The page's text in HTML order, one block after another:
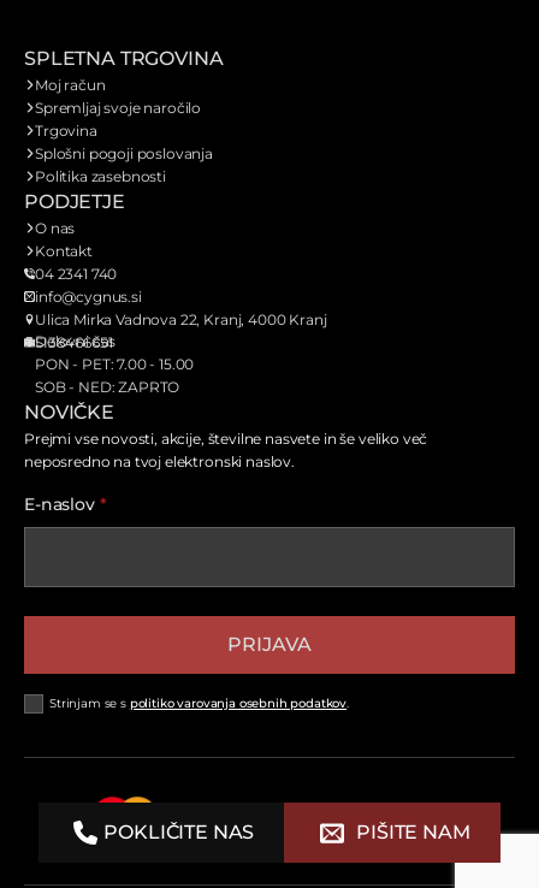
POKLIČITE NAS PIŠITE NAM
SPLETNA TRGOVINA
Moj račun
Spremljaj svoje naročilo
Trgovina
Splošni pogoji poslovanja
Politika zasebnosti
PODJETJE
O nas
Kontakt
04 2341 740
info@cygnus.si
Ulica Mirka Vadnova 22, Kranj, 4000 Kranj
SI38466651
Delovni čas
PON - PET: 7.00 - 15.00
SOB - NED: ZAPRTO
NOVIČKE
Prejmi vse novosti, akcije, številne nasvete in še veliko več
neposredno na tvoj elektronski naslov.
E-naslov *
Strinjam se s politiko varovanja osebnih podatkov.
PRIJAVA